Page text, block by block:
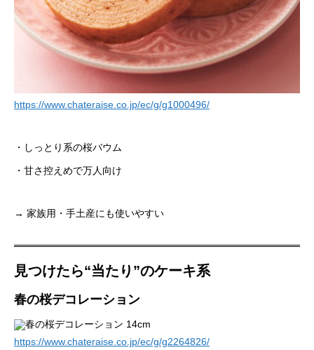
https://www.chateraise.co.jp/ec/g/g1000496/
・しっとり系の桜バウム
・甘さ控えめで万人向け
→ 家族用・手土産にも使いやすい
見つけたら“当たり”のケーキ系
春の桜デコレーション
https://www.chateraise.co.jp/ec/g/g2264826/